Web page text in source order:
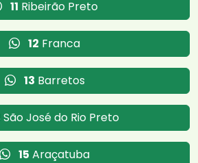
11 Ribeirão Preto
12 Franca
13 Barretos
São José do Rio Preto
15 Araçatuba